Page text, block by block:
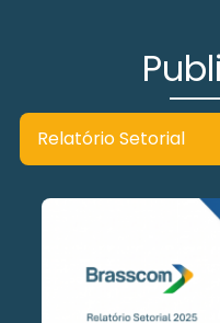
Relatório Setorial